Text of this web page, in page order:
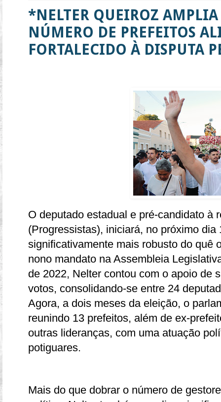
*NELTER QUEIROZ
NÚMERO DE PREFEITOS
FORTALECIDO À DISPUTA
O deputado estadual e pré-candidato à
(Progressistas), iniciará, no próximo
significativamente mais robusto do quê
nono mandato na Assembleia
de 2022, Nelter contou com o apoio de
votos, consolidando-se entre 24
Agora, a dois meses da eleição, o
reunindo 13 prefeitos, além de ex-
outras lideranças, com uma atuação
potiguares.
Mais do que dobrar o número de